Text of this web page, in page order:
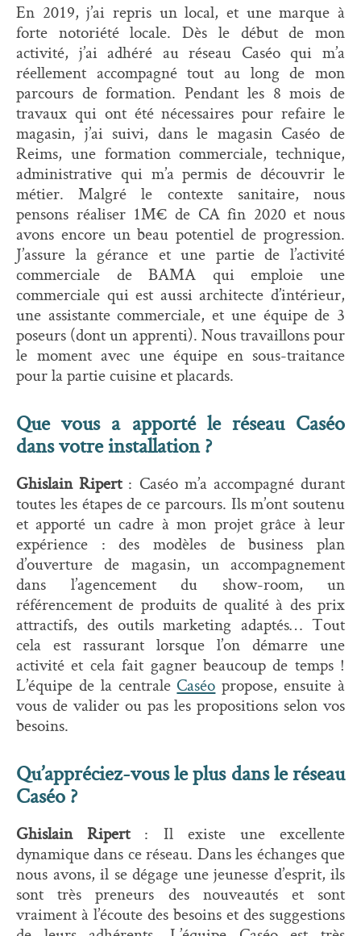
En 2019, j’ai repris un local, et une marque à
forte notoriété locale. Dès le début de mon
activité, j’ai adhéré au réseau Caséo qui m’a
réellement accompagné tout au long de mon
parcours de formation. Pendant les 8 mois de
travaux qui ont été nécessaires pour refaire le
magasin, j’ai suivi, dans le magasin Caséo de
Reims, une formation commerciale, technique,
administrative qui m’a permis de découvrir le
métier. Malgré le contexte sanitaire, nous
pensons réaliser 1M€ de CA fin 2020 et nous
avons encore un beau potentiel de progression.
J’assure la gérance et une partie de l’activité
commerciale de BAMA qui emploie une
commerciale qui est aussi architecte d’intérieur,
une assistante commerciale, et une équipe de 3
poseurs (dont un apprenti). Nous travaillons pour
le moment avec une équipe en sous-traitance
pour la partie cuisine et placards.
Que vous a apporté le réseau Caséo
dans votre installation ?
Ghislain Ripert: Caséo m’a accompagné durant
toutes les étapes de ce parcours. Ils m’ont soutenu
et apporté un cadre à mon projet grâce à leur
expérience : des modèles de business plan
d’ouverture de magasin, un accompagnement
dans l’agencement du show-room, un
référencement de produits de qualité à des prix
attractifs, des outils marketing adaptés… Tout
cela est rassurant lorsque l’on démarre une
activité et cela fait gagner beaucoup de temps !
L’équipe de la centrale Caséo propose, ensuite à
vous de valider ou pas les propositions selon vos
besoins.
Qu’appréciez-vous le plus dans le réseau
Caséo ?
Ghislain Ripert: Il existe une excellente
dynamique dans ce réseau. Dans les échanges que
nous avons, il se dégage une jeunesse d’esprit, ils
sont très preneurs des nouveautés et sont
vraiment à l’écoute des besoins et des suggestions